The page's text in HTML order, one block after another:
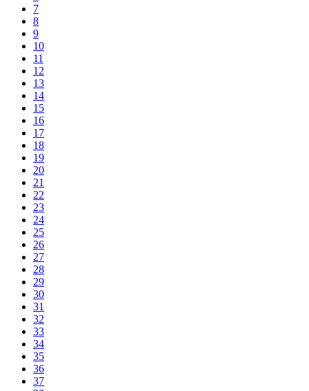
7
8
9
10
11
12
13
14
15
16
17
18
19
20
21
22
23
24
25
26
27
28
29
30
31
32
33
34
35
36
37